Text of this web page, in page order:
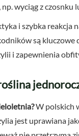
wyciąg z czosnku
i szybka reakcja
są kluczowe
i zapewnienia
W polskich
jest uprawiana